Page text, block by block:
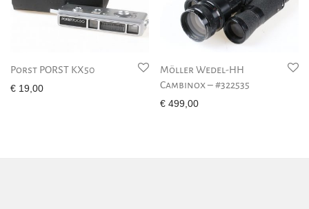
Porst PORST KX50
€ 19,00
Möller Wedel-HH
Cambinox – #322535
€ 499,00